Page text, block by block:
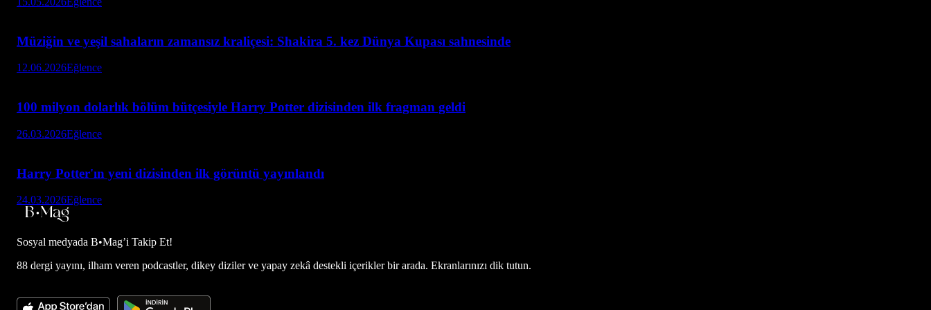
Müziğin ve yeşil sahaların zamansız kraliçesi: Shakira 5. kez Dünya Kupası sahnesinde
12.06.2026Eğlence
100 milyon dolarlık bölüm bütçesiyle Harry Potter dizisinden ilk fragman geldi
26.03.2026Eğlence
Harry Potter'ın yeni dizisinden ilk görüntü yayınlandı
24.03.2026Eğlence
Sosyal medyada B•Mag’i Takip Et!
88 dergi yayını, ilham veren podcastler, dikey diziler ve yapay zekâ destekli içerikler bir arada. Ekranlarınızı dik tutun.